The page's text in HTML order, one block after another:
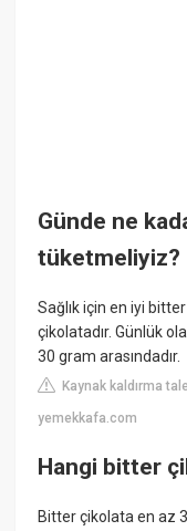
Günde ne
tüketmeliyiz?
Sağlık için en iyi
çikolatadır. Günlük
30 gram arasındadır.
Kaynak kaldırma
yemekkafa.com
Hangi bitter
Bitter çikolata en az